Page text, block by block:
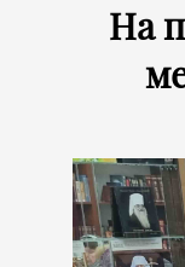
На